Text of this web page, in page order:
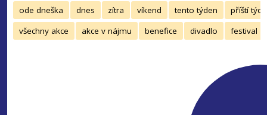
ode dneška dnes zítra víkend tento týden
příští
všechny akce
akce v nájmu benefice divadlo festival